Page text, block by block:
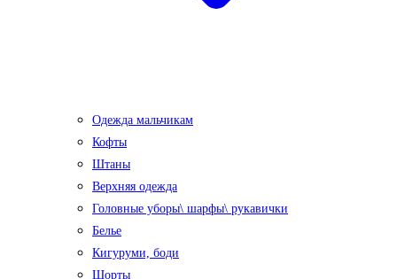
Одежда мальчикам
Кофты
Штаны
Верхняя одежда
Головные уборы\ шарфы\ рукавички
Белье
Кигуруми, боди
Шорты